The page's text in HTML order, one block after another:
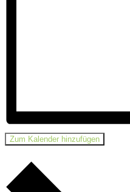
Zum Kalender hinzufügen